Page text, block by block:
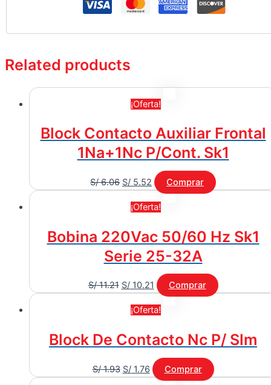
Related products
¡Oferta!
Block Contacto Auxiliar Frontal
1Na+1Nc P/Cont. Sk1
S/6.06 S/ 5.52 Comprar
¡Oferta!
Bobina 220Vac 50/60 Hz Sk1
Serie 25-32A
S/11.21 S/10.21 Comprar
¡Oferta!
Block De Contacto Nc P/ Slm
S/1.93 S/1.76 Comprar